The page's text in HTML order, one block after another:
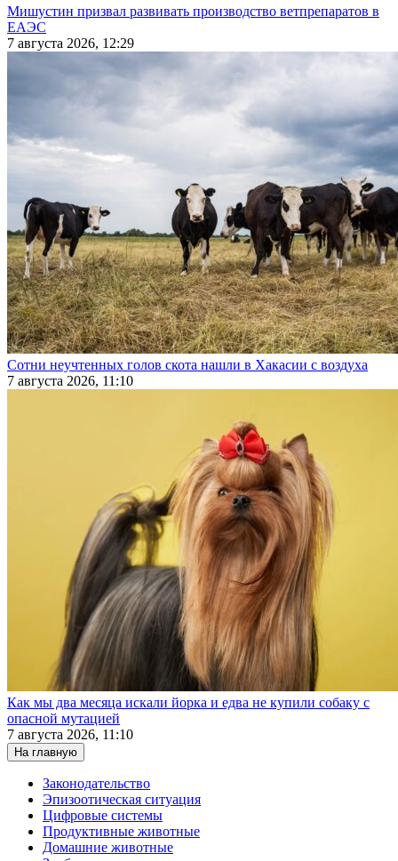
Мишустин призвал развивать производство ветпрепаратов в
ЕАЭС
7 августа 2026, 12:29
Сотни неучтенных голов скота нашли в Хакасии с воздуха
7 августа 2026, 11:10
Как мы два месяца искали йорка и едва не купили собаку с
опасной мутацией
7 августа 2026, 11:10
На главную
Законодательство
Эпизоотическая ситуация
Цифровые системы
Продуктивные животные
Домашние животные